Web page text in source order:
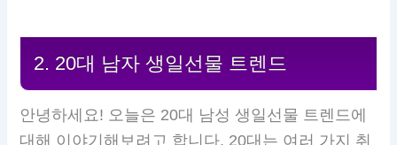
2. 20대 남자 생일선물 트렌드
안녕하세요! 오늘은 20대 남성 생일선물 트렌드에
대해 이야기해보려고 합니다. 20대는 여러 가지 취